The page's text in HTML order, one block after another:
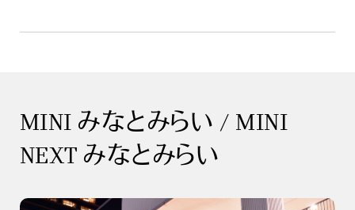
MINI みなとみらい / MINI
NEXT みなとみらい